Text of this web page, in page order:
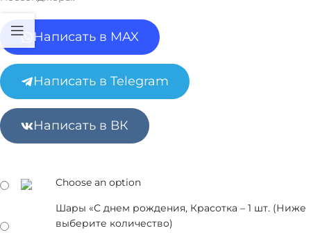
Написать в MAX
Написать в Telegram
Написать в ВК
Choose an option
Шары «С днем рождения, Красотка – 1 шт. (Ниже
выберите количество)